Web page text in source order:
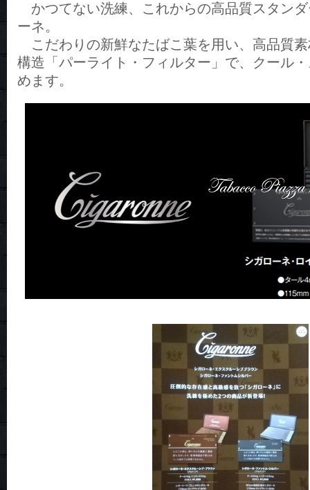
かつてない洗練、これからの高品質スタン
ーネ。
こだわりの新鮮なたばこ葉を用い、高品質
構造「パーライト・フィルター」で、クール
めます。